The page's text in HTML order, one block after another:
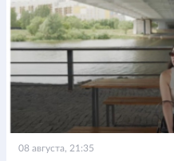
08 августа, 21:35